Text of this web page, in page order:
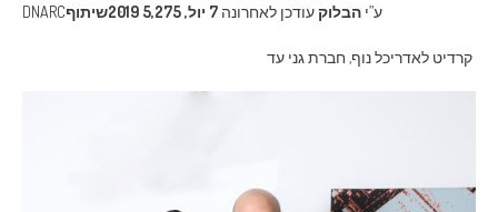
DNARC
ע”י הבלוקעודכן לאחרונה 7 יול, 2019 5,275 שיתוף